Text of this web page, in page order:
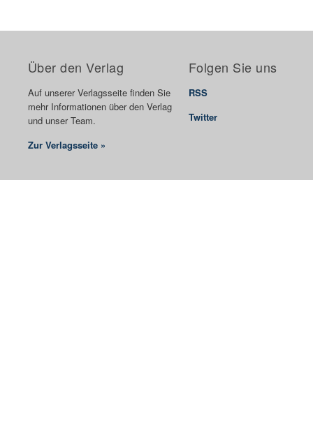
Über den Verlag
Auf unserer Verlagsseite finden Sie
mehr Informationen über den Verlag
und unser Team.
Zur Verlagsseite »
Folgen Sie uns
RSS
Twitter